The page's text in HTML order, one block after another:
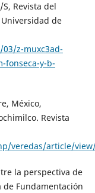
Revista del
de
z-muxc3ad-
fonseca-y-b-
México,
Revista
veredas/article/
la perspectiva de
Fundamentación